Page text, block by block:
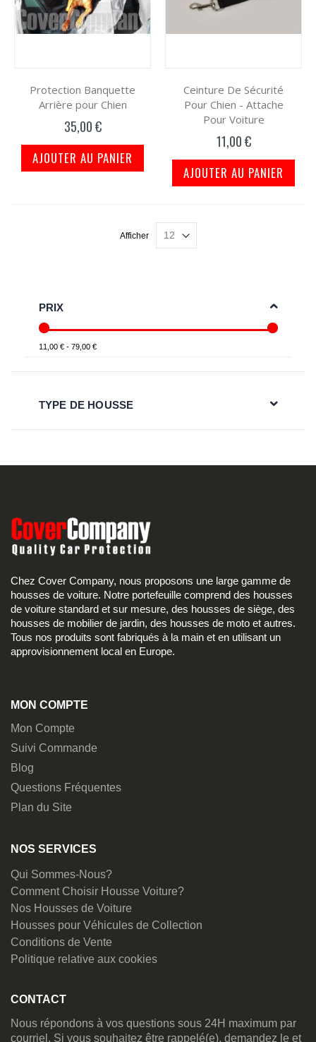
Protection Banquette
Arrière pour Chien
35,00 €
AJOUTER AU PANIER
Ceinture De Sécurité
Pour Chien - Attache
Pour Voiture
11,00 €
AJOUTER AU PANIER
Afficher
PRIX
11,00 € - 79,00 €
TYPE DE HOUSSE
Chez Cover Company, nous proposons une large gamme de
housses de voiture. Notre portefeuille comprend des housses
de voiture standard et sur mesure, des housses de siège, des
housses de mobilier de jardin, des housses de moto et autres.
Tous nos produits sont fabriqués à la main et en utilisant un
approvisionnement local en Europe.
MON COMPTE
Mon Compte
Suivi Commande
Blog
Questions Fréquentes
Plan du Site
NOS SERVICES
Qui Sommes-Nous?
Comment Choisir Housse Voiture?
Nos Housses de Voiture
Housses pour Véhicules de Collection
Conditions de Vente
Politique relative aux cookies
CONTACT
Nous répondons à vos questions sous 24H maximum par
courriel. Si vous souhaitez être rappelé(e), demandez le et